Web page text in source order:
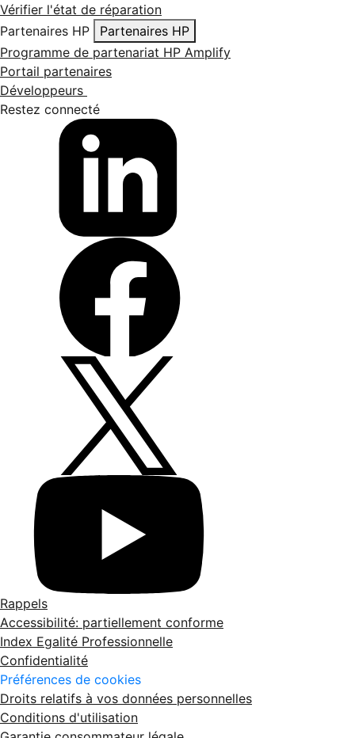
Vérifier l'état de réparation
Partenaires HP
Partenaires HP
Programme de partenariat HP Amplify
Portail partenaires
Développeurs
Restez connecté
Rappels
Accessibilité: partiellement conforme
Index Egalité Professionnelle
Confidentialité
Préférences de cookies
Droits relatifs à vos données personnelles
Conditions d'utilisation